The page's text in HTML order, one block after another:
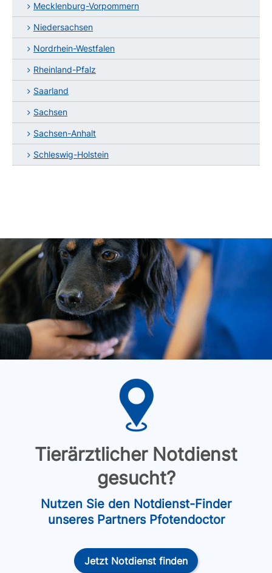
Mecklenburg-Vorpommern
Niedersachsen
Nordrhein-Westfalen
Rheinland-Pfalz
Saarland
Sachsen
Sachsen-Anhalt
Schleswig-Holstein
Tierärztlicher Notdienst
gesucht?
Nutzen Sie den Notdienst-Finder
unseres Partners Pfotendoctor
Jetzt Notdienst finden